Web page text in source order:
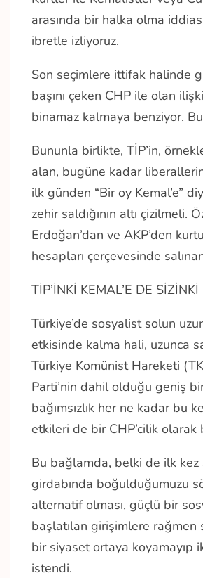
arasında bir halka olma
ibretle izliyoruz.
Son seçimlere ittifak halinde
başını çeken CHP ile olan
binamaz kalmaya benziyor.
Bununla birlikte, TİP’in,
alan, bugüne kadar liberallerin
ilk günden “Bir oy Kemal’e”
zehir saldığının altı
Erdoğan’dan ve AKP’den
hesapları çerçevesinde
TİP’İNKİ KEMAL’E DE SİZİNKİ
Türkiye’de sosyalist solun
etkisinde kalma hali, uzunca
Türkiye Komünist Hareketi
Parti’nin dahil olduğu geniş
bağımsızlık her ne kadar bu
etkileri de bir CHP’cilik
Bu bağlamda, belki de ilk
girdabında boğulduğumuzu
alternatif olması, güçlü bir
başlatılan girişimlere rağmen
bir siyaset ortaya koyamayıp
istendi.